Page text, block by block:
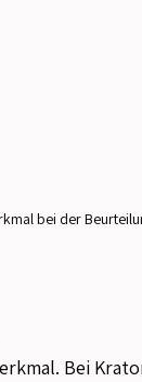
bei der
Bei